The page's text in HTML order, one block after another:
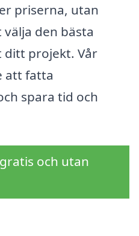
priserna, utan
den bästa
projekt. Vår
att fatta
spara tid och
och utan